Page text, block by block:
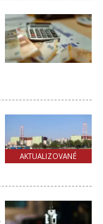
AKTUALIZOVANÉ